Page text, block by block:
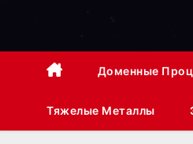
д
Доменные
Тяжелые Металлы